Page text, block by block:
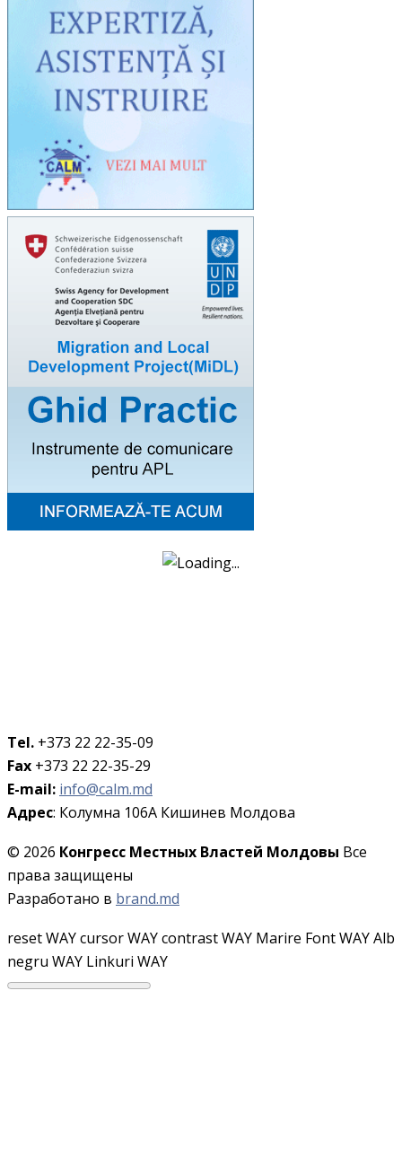
Tel. +373 22 22-35-09
Fax +373 22 22-35-29
E-mail: info@calm.md
Адрес: Колумна 106A Кишинев Молдова
© 2026 Конгресс Местных Властей Молдовы Все
права защищены
Разработано в brand.md
reset WAYcursor WAYcontrast WAY Marire Font WAYAlb
negru WAY Linkuri WAY